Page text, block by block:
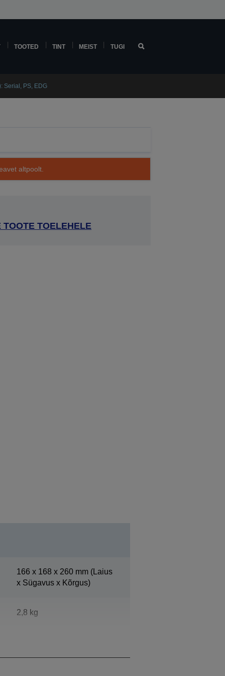
TOOTED TINT MEIST TUGI
Serial, PS, EDG
altpoolt.
TOOTE TOELEHELE
166‎ x 168 x 260 mm (Laius
x Sügavus x Kõrgus)
2,8 kg